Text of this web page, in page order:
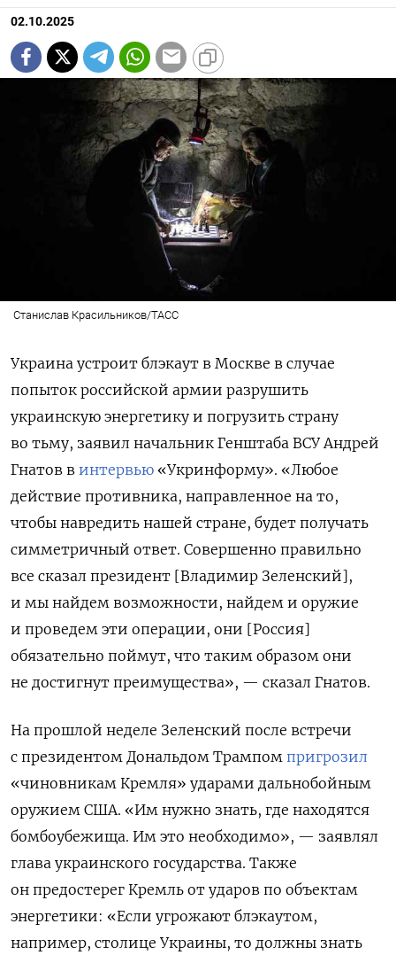
02.10.2025
Станислав Красильников/ТАСС
Украина устроит блэкаут в Москве в случае
попыток российской армии разрушить
украинскую энергетику и погрузить страну
во тьму, заявил начальник Генштаба ВСУ Андрей
Гнатов в интервью «Укринформу». «Любое
действие противника, направленное на то,
чтобы навредить нашей стране, будет получать
симметричный ответ. Совершенно правильно
все сказал президент [Владимир Зеленский],
и мы найдем возможности, найдем и оружие
и проведем эти операции, они [Россия]
обязательно поймут, что таким образом они
не достигнут преимущества», — сказал Гнатов.
На прошлой неделе Зеленский после встречи
с президентом Дональдом Трампом пригрозил
«чиновникам Кремля» ударами дальнобойным
оружием США. «Им нужно знать, где находятся
бомбоубежища. Им это необходимо», — заявлял
глава украинского государства. Также
он предостерег Кремль от ударов по объектам
энергетики: «Если угрожают блэкаутом,
например, столице Украины, то должны знать